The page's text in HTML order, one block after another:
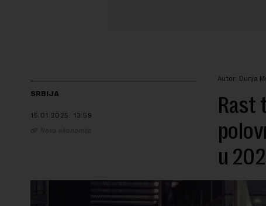
SRBIJA
15.01.2025. 13:59
Nova ekonomija
Autor: Dunja
Rast
u